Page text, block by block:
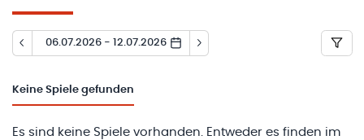
06.07.2026 - 12.07.2026
Keine Spiele gefunden
Es sind keine Spiele vorhanden. Entweder es finden im